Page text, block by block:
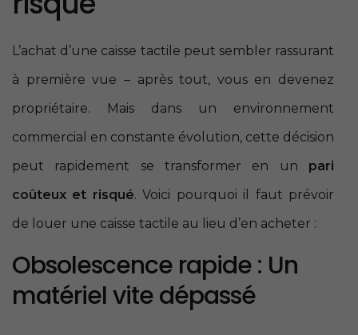
L’achat d’une caisse tactile peut sembler rassurant
à première vue – après tout, vous en devenez
propriétaire. Mais dans un environnement
commercial en constante évolution, cette décision
peut rapidement se transformer en un pari
coûteux et risqué. Voici pourquoi il faut prévoir
de louer une caisse tactile au lieu d’en acheter :
Obsolescence rapide : Un
matériel vite dépassé